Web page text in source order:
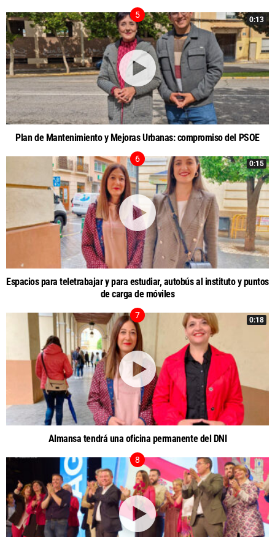
0:13
Plan de Mantenimiento y Mejoras Urbanas: compromiso del PSOE
0:15
Espacios para teletrabajar y para estudiar, autobús al instituto y puntos
de carga de móviles
0:18
Almansa tendrá una oficina permanente del DNI